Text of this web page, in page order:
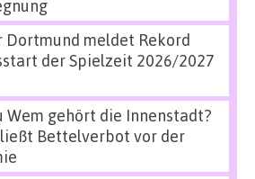
Dortmund meldet Rekord
der Spielzeit 2026/2027
Wem gehört die Innenstadt?
Bettelverbot vor der